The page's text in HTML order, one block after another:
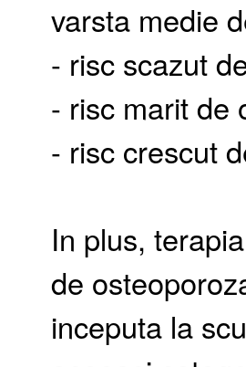
varsta medie
- risc scazut
- risc marit de
- risc crescut
In plus,
de
inceputa la